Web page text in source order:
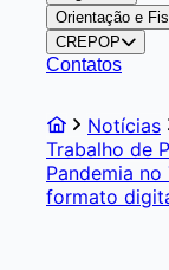
Orientação e
CREPOP
Contatos
Notícias
Trabalho de
Pandemia no
formato